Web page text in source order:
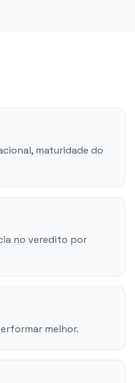
maturidade do
no veredito por
melhor.